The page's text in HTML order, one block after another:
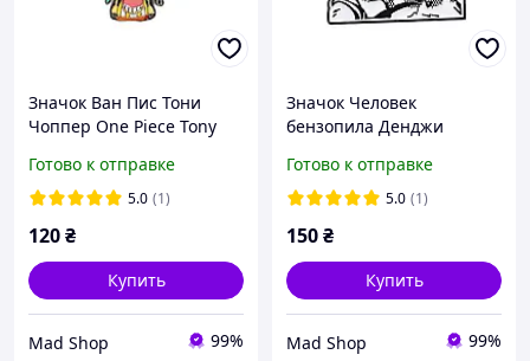
Значок Ван Пис Тони
Чоппер One Piece Tony
Готово к отправке
5.0 (1)
120₴
Купить
Mad Shop 99%
Значок Человек
бензопила Денджи
P CM D
Готово к отправке
5.0 (1)
150₴
Купить
Mad Shop 99%